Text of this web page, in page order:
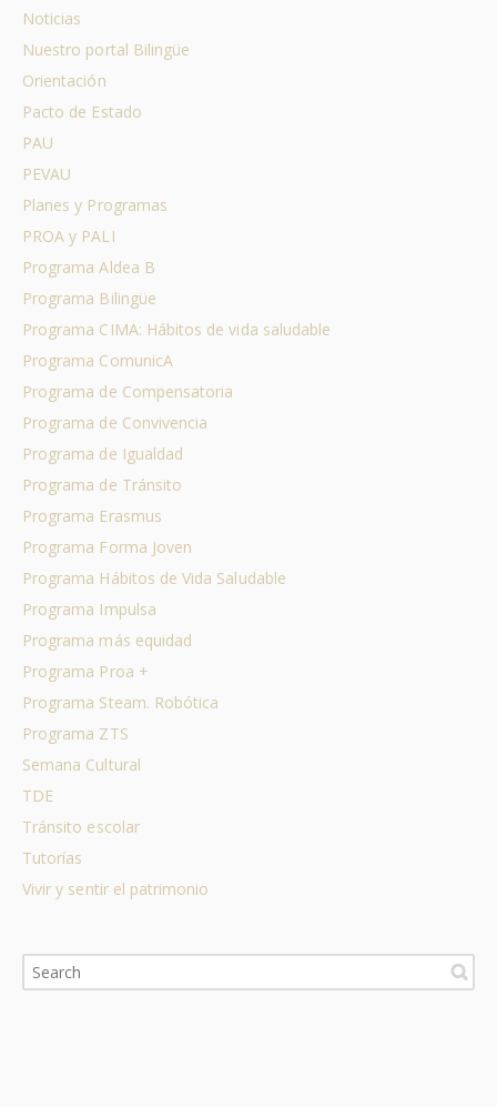
Noticias
Nuestro portal Bilingüe
Orientación
Pacto de Estado
PAU
PEVAU
Planes y Programas
PROA y PALI
Programa Aldea B
Programa Bilingüe
Programa CIMA: Hábitos de vida saludable
Programa ComunicA
Programa de Compensatoria
Programa de Convivencia
Programa de Igualdad
Programa de Tránsito
Programa Erasmus
Programa Forma Joven
Programa Hábitos de Vida Saludable
Programa Impulsa
Programa más equidad
Programa Proa +
Programa Steam. Robótica
Programa ZTS
Semana Cultural
TDE
Tránsito escolar
Tutorías
Vivir y sentir el patrimonio